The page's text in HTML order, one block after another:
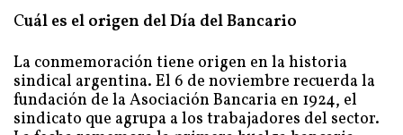
Cuál es el origen del Día del Bancario
La conmemoración tiene origen en la historia
sindical argentina. El 6 de noviembre recuerda la
fundación de la Asociación Bancaria en 1924, el
sindicato que agrupa a los trabajadores del sector.